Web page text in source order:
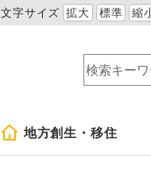
文字サイズ 拡大 標準 縮
地方創生・移住